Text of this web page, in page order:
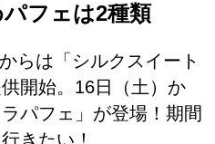
フェは2種類
らは「シルクスイート
開始。16日（土）か
パフェ」が登場！期間
きたい！